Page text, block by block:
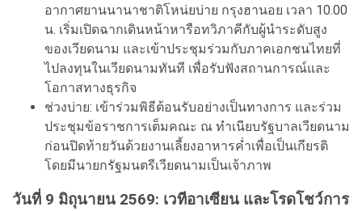
อากาศยานนานาชาติโหน่ยบ่าย กรุงฮานอย เวลา 10.00
น. เริ่มเปิดฉากเดินหน้าหารือทวิภาคีกับผู้นำระดับสูง
ของเวียดนาม และเข้าประชุมร่วมกับภาคเอกชนไทยที่
ไปลงทุนในเวียดนามทันที เพื่อรับฟังสถานการณ์และ
โอกาสทางธุรกิจ
ช่วงบ่าย: เข้าร่วมพิธีต้อนรับอย่างเป็นทางการ และร่วม
ประชุมข้อราชการเต็มคณะ ณ ทำเนียบรัฐบาลเวียดนาม
ก่อนปิดท้ายวันด้วยงานเลี้ยงอาหารค่ำเพื่อเป็นเกียรติ
โดยมีนายกรัฐมนตรีเวียดนามเป็นเจ้าภาพ
วันที่ 9 มิถุนายน 2569: เวทีอาเซียน และโรดโชว์การ